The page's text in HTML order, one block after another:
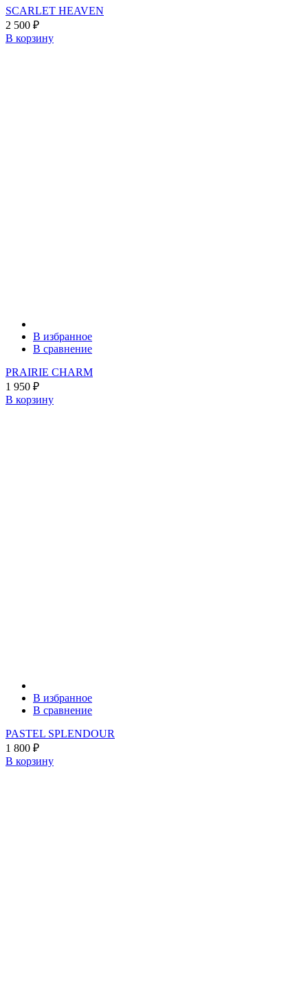
SCARLET HEAVEN
2 500 ₽
В корзину
В избранное
В сравнение
PRAIRIE CHARM
1 950 ₽
В корзину
В избранное
В сравнение
PASTEL SPLENDOUR
1 800 ₽
В корзину